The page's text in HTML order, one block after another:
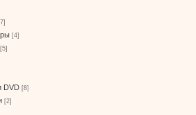
[4]
[5]
DVD [8]
[2]